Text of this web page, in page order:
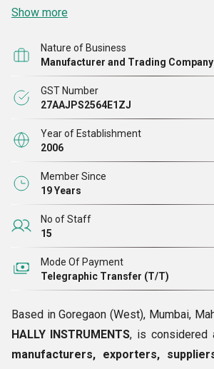
पीएच मीटर, रोटरी इनक्यूबेटर शेकर, यूवी
अन्य आइटम जो हैंअनुसंधान एवं विकास विभाग
केमिकल, फार्मास्युटिकल, फूड प्रोसेसिंग आदि
किया जाता
Show more
Nature of Business
Manufacturer and Trading Company
GST Number
27AAJPS2564E1ZJ
Year of Establishment
2006
Member Since
19 Years
No of Staff
15
Mode Of Payment
Telegraphic Transfer (T/T)
Based in Goregaon (West), Mumbai,
HALLY INSTRUMENTS, is considered
manufacturers, exporters,